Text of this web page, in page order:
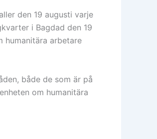
den 19 augusti varje
i Bagdad den 19
humanitära arbetare
både de som är på
om humanitära